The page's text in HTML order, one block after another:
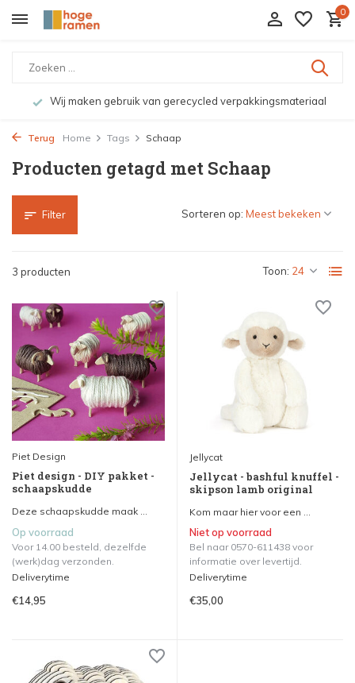
0
Wij maken gebruik van gerecycled verpakkingsmateriaal
Terug Home Tags Schaap
Producten getagd met Schaap
Filter
3 producten Toon:
Sorteren op:
Piet Design
Piet design - DIY pakket -
schaapskudde
Deze schaapskudde maak ...
Op voorraad
Voor 14.00 besteld, dezelfde
(werk)dag verzonden.
Deliverytime
€14,95
Jellycat
Jellycat - bashful knuffel -
skipson lamb original
Kom maar hier voor een ...
Niet op voorraad
Bel naar 0570-611438 voor
informatie over levertijd.
Deliverytime
€35,00